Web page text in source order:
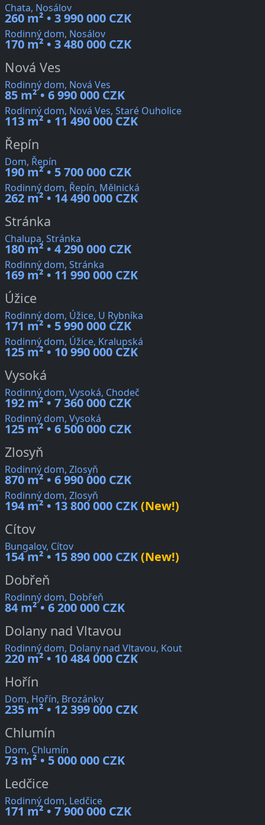
Chata, Nosálov
260 m² • 3 990 000 CZK
Rodinný dom, Nosálov
170 m² • 3 480 000 CZK
Nová Ves
Rodinný dom, Nová Ves
85 m² • 6 990 000 CZK
Rodinný dom, Nová Ves, Staré Ouholice
113 m² • 11 490 000 CZK
Řepín
Dom, Řepín
190 m² • 5 700 000 CZK
Rodinný dom, Řepín, Mělnická
262 m² • 14 490 000 CZK
Stránka
Chalupa, Stránka
180 m² • 4 290 000 CZK
Rodinný dom, Stránka
169 m² • 11 990 000 CZK
Úžice
Rodinný dom, Úžice, U Rybníka
171 m² • 5 990 000 CZK
Rodinný dom, Úžice, Kralupská
125 m² • 10 990 000 CZK
Vysoká
Rodinný dom, Vysoká, Chodeč
192 m² • 7 360 000 CZK
Rodinný dom, Vysoká
125 m² • 6 500 000 CZK
Zlosyň
Rodinný dom, Zlosyň
870 m² • 6 990 000 CZK
Rodinný dom, Zlosyň
194 m² • 13 800 000 CZK(New!)
Cítov
Bungalov, Cítov
154 m² • 15 890 000 CZK(New!)
Dobřeň
Rodinný dom, Dobřeň
84 m² • 6 200 000 CZK
Dolany nad Vltavou
Rodinný dom, Dolany nad Vltavou, Kout
220 m² • 10 484 000 CZK
Hořín
Dom, Hořín, Brozánky
235 m² • 12 399 000 CZK
Chlumín
Dom, Chlumín
73 m² • 5 000 000 CZK
Ledčice
Rodinný dom, Ledčice
171 m² • 7 900 000 CZK